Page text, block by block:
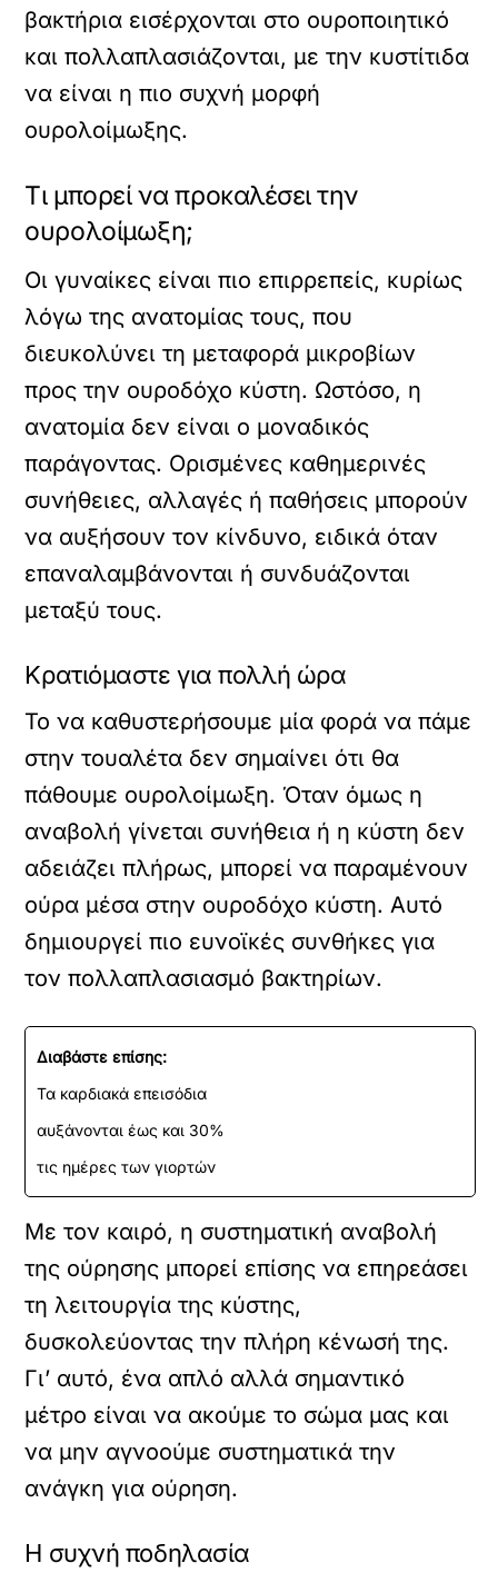
βακτήρια εισέρχονται στο ουροποιητικό
και πολλαπλασιάζονται, με την κυστίτιδα
να είναι η πιο συχνή μορφή
ουρολοίμωξης.
Τι μπορεί να προκαλέσει την
ουρολοίμωξη;
Οι γυναίκες είναι πιο επιρρεπείς, κυρίως
λόγω της ανατομίας τους, που
διευκολύνει τη μεταφορά μικροβίων
προς την ουροδόχο κύστη. Ωστόσο, η
ανατομία δεν είναι ο μοναδικός
παράγοντας. Ορισμένες καθημερινές
συνήθειες, αλλαγές ή παθήσεις μπορούν
να αυξήσουν τον κίνδυνο, ειδικά όταν
επαναλαμβάνονται ή συνδυάζονται
μεταξύ τους.
Κρατιόμαστε για πολλή ώρα
Το να καθυστερήσουμε μία φορά να πάμε
στην τουαλέτα δεν σημαίνει ότι θα
πάθουμε ουρολοίμωξη. Όταν όμως η
αναβολή γίνεται συνήθεια ή η κύστη δεν
αδειάζει πλήρως, μπορεί να παραμένουν
ούρα μέσα στην ουροδόχο κύστη. Αυτό
δημιουργεί πιο ευνοϊκές συνθήκες για
τον πολλαπλασιασμό βακτηρίων.
Διαβάστε επίσης:
Τα καρδιακά επεισόδια
αυξάνονται έως και 30%
τις ημέρες των γιορτών
Με τον καιρό, η συστηματική αναβολή
της ούρησης μπορεί επίσης να επηρεάσει
τη λειτουργία της κύστης,
δυσκολεύοντας την πλήρη κένωσή της.
Γι’ αυτό, ένα απλό αλλά σημαντικό
μέτρο είναι να ακούμε το σώμα μας και
να μην αγνοούμε συστηματικά την
ανάγκη για ούρηση.
Η συχνή ποδηλασία